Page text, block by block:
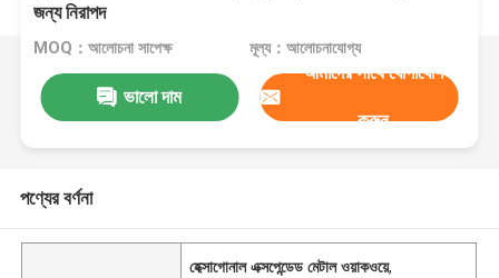
জন্য নিরাপদ
MOQ：আলোচনা সাপেক্ষ মূল্য：আলোচনাযোগ্য
ভালো দাম
আমাদের সাথে যোগাযোগ
করুন
পণ্যের বর্ণনা
হেক্সাগোনাল এক্সপেন্ডেড মেটাল ওয়াকওয়ে,